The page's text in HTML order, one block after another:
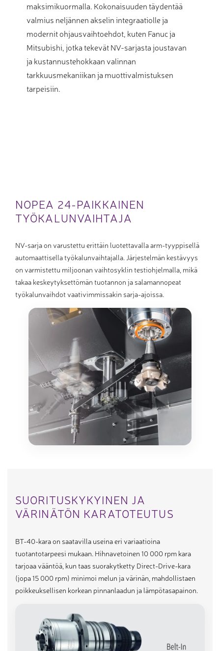
maksimikuormalla. Kokonaisuuden täydentää
valmius neljännen akselin integraatiolle ja
modernit ohjausvaihtoehdot, kuten Fanuc ja
Mitsubishi, jotka tekevät NV-sarjasta joustavan
ja kustannustehokkaan valinnan
tarkkuusmekaniikan ja muottivalmistuksen
tarpeisiin.
NOPEA 24-PAIKKAINEN
TYÖKALUNVAIHTAJA
NV-sarja on varustettu erittäin luotettavalla arm-tyyppisellä
automaattisella työkalunvaihtajalla. Järjestelmän kestävyys
on varmistettu miljoonan vaihtosyklin testiohjelmalla, mikä
takaa keskeytyksettömän tuotannon ja salamannopeat
työkalunvaihdot vaativimmissakin sarja-ajoissa.
SUORITUSKYKYINEN JA
VÄRINÄTÖN KARATOTEUTUS
BT-40-kara on saatavilla useina eri variaatioina
tuotantotarpeesi mukaan. Hihnavetoinen 10 000 rpm kara
tarjoaa vääntöä, kun taas suorakytketty Direct-Drive-kara
(jopa 15 000 rpm) minimoi melun ja värinän, mahdollistaen
poikkeuksellisen korkean pinnanlaadun ja lämpötasapainon.